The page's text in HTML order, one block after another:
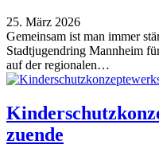
25. März 2026
Gemeinsam ist man immer
Stadtjugendring Mannheim
auf der regionalen…
zuende